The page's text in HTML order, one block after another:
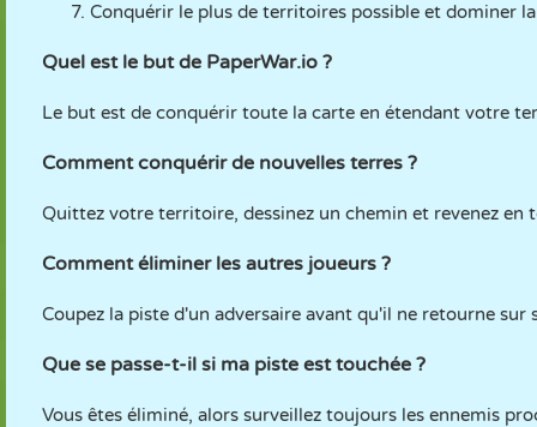
Conquérir le plus de territoires possible et dominer
Quel est le but de PaperWar.io ?
Le but est de conquérir toute la carte en étendant votre
Comment conquérir de nouvelles terres ?
Quittez votre territoire, dessinez un chemin et revenez
Comment éliminer les autres joueurs ?
Coupez la piste d'un adversaire avant qu'il ne retourne sur
Que se passe-t-il si ma piste est touchée ?
Vous êtes éliminé, alors surveillez toujours les ennemis